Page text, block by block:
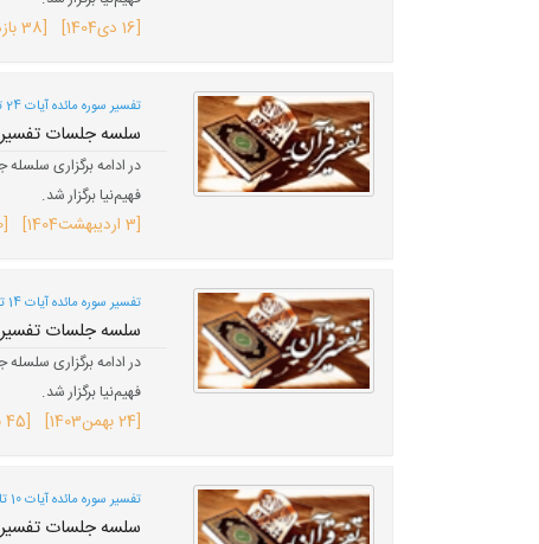
[16 دی 1404] [38 بازدید]
تفسیر سوره مائده آیات 24 تا 31 (صفحه 112)؛
سلسه جلسات تفسیر
فهیم‌نیا برگزار شد.
[3 اردیبهشت 1404] [110 بازدید]
تفسیر سوره مائده آیات 14 تا 17 (صفحه 110)؛
سلسه جلسات تفسیر
فهیم‌نیا برگزار شد.
[24 بهمن 1403] [45 بازدید]
تفسیر سوره مائده آیات 10 تا 13 (صفحه 109)؛
سلسه جلسات تفسیر